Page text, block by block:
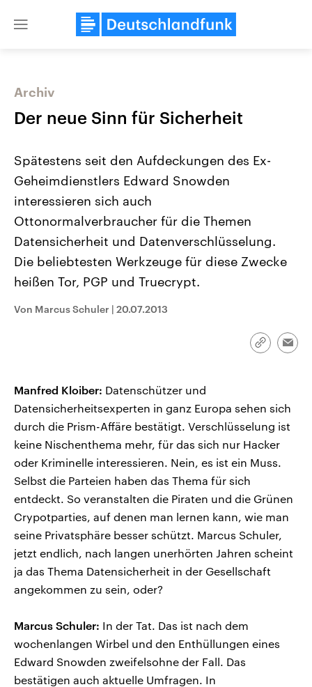
Close
Landtagswahl Sachsen-Anhalt
2026
Alle Informationen
Sachsen-Anhalt wählt am 6.
September 2026 einen neuen
Bundesland von einer Koalition aus
USA
Aktuelle Beiträge,
Hintergründe
Wirtschaftlich und
gehören die Vereinigten
Audio-Archiv
Archiv
Der neue Sinn für Sicherheit
Spätestens seit den Aufdeckungen des Ex-
Geheimdienstlers Edward Snowden
interessieren sich auch
Ottonormalverbraucher für die Themen
Datensicherheit und Datenverschlüsselung.
Die beliebtesten Werkzeuge für diese Zwecke
heißen Tor, PGP und Truecrypt.
Von Marcus Schuler | 20.07.2013
Link
Manfred Kloiber: Datenschützer und
Datensicherheitsexperten in ganz Europa sehen sich
durch die Prism-Affäre bestätigt. Verschlüsselung ist
keine Nischenthema mehr, für das sich nur Hacker
oder Kriminelle interessieren. Nein, es ist ein Muss.
Selbst die Parteien haben das Thema für sich
entdeckt. So veranstalten die Piraten und die Grünen
Crypotparties, auf denen man lernen kann, wie man
seine Privatsphäre besser schützt. Marcus Schuler,
jetzt endlich, nach langen unerhörten Jahren scheint
ja das Thema Datensicherheit in der Gesellschaft
angekommen zu sein, oder?
Marcus Schuler: In der Tat. Das ist nach dem
wochenlangen Wirbel und den Enthüllungen eines
Edward Snowden zweifelsohne der Fall. Das
bestätigen auch aktuelle Umfragen. In